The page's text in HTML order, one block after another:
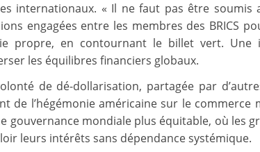
internationaux. « Il ne faut pas être
engagées entre les membres des BRICS
propre, en contournant le billet vert.
les équilibres financiers globaux.
de dé-dollarisation, partagée par
de l’hégémonie américaine sur le commerce
gouvernance mondiale plus équitable, où les
leurs intérêts sans dépendance systémique.